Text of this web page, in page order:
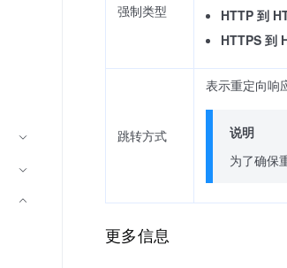
强制类型
HTTP 到
HTTPS 到
跳转方式
表示重定向响
说明
为了确保
更多信息